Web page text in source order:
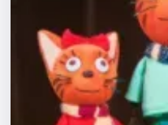
Города
Площадки
Артисты